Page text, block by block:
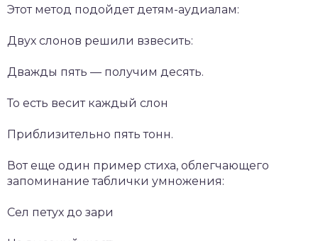
Этот метод подойдет детям-аудиалам:
Двух слонов решили взвесить:
Дважды пять — получим десять.
То есть весит каждый слон
Приблизительно пять тонн.
Вот еще один пример стиха, облегчающего
запоминание таблички умножения:
Сел петух до зари